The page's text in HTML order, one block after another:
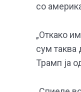
со
„Откако
сум таква
Трамп ја